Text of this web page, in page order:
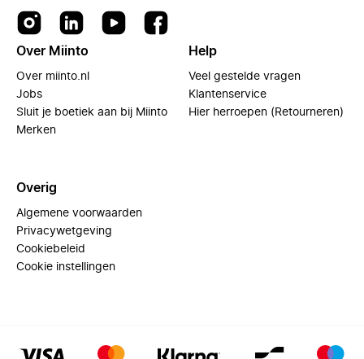
Over Miinto
Over miinto.nl
Jobs
Sluit je boetiek aan bij Miinto
Merken
Help
Veel gestelde vragen
Klantenservice
Hier herroepen (Retourneren)
Overig
Algemene voorwaarden
Privacywetgeving
Cookiebeleid
Cookie instellingen